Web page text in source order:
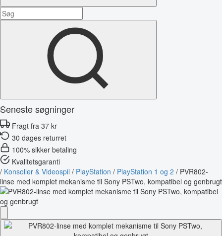
Seneste søgninger
Fragt fra 37 kr
30 dages returret
100% sikker betaling
Kvalitetsgaranti
/ Konsoller & Videospil / PlayStation / PlayStation 1 og 2 / PVR802-
linse med komplet mekanisme til Sony PSTwo, kompatibel og genbrugt